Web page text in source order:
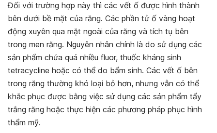
Đối với trường hợp này thì các vết ố được hình thành
bên dưới bề mặt của răng. Các phần tử ố vàng hoạt
động xuyên qua mặt ngoài của răng và tích tụ bên
trong men răng. Nguyên nhân chính là do sử dụng các
sản phẩm chứa quá nhiều fluor, thuốc kháng sinh
tetracycline hoặc có thể do bẩm sinh. Các vết ố bên
trong răng thường khó loại bỏ hơn, nhưng vẫn có thể
khắc phục được bằng việc sử dụng các sản phẩm tẩy
trắng răng hoặc thực hiện các phương pháp phục hình
thẩm mỹ.